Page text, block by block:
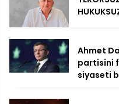
Ahmet
partisini
siyaseti